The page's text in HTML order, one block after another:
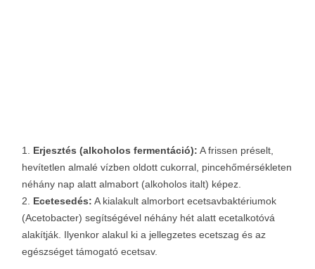
Erjesztés (alkoholos fermentáció): A frissen préselt,
hevítetlen almalé vízben oldott cukorral, pincehőmérsékleten
néhány nap alatt almabort (alkoholos italt) képez.
Ecetesedés: A kialakult almorbort ecetsavbaktériumok
(Acetobacter) segítségével néhány hét alatt ecetalkotóvá
alakítják. Ilyenkor alakul ki a jellegzetes ecetszag és az
egészséget támogató ecetsav.